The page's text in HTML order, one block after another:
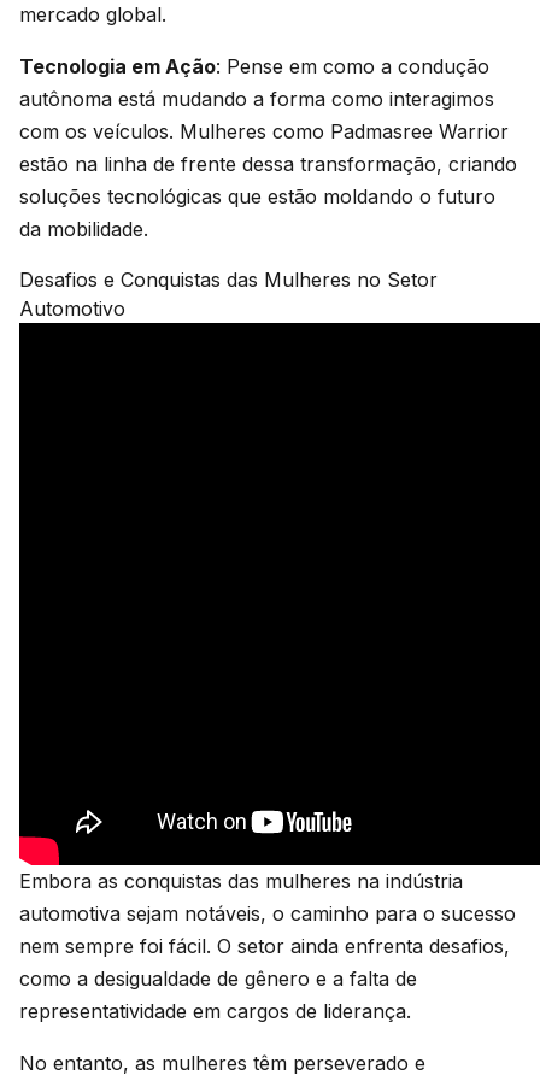
mercado global.
Tecnologia em Ação: Pense em como a condução
autônoma está mudando a forma como interagimos
com os veículos. Mulheres como Padmasree Warrior
estão na linha de frente dessa transformação, criando
soluções tecnológicas que estão moldando o futuro
da mobilidade.
Desafios e Conquistas das Mulheres no Setor
Automotivo
Embora as conquistas das mulheres na indústria
automotiva sejam notáveis, o caminho para o sucesso
nem sempre foi fácil. O setor ainda enfrenta desafios,
como a desigualdade de gênero e a falta de
representatividade em cargos de liderança.
No entanto, as mulheres têm perseverado e